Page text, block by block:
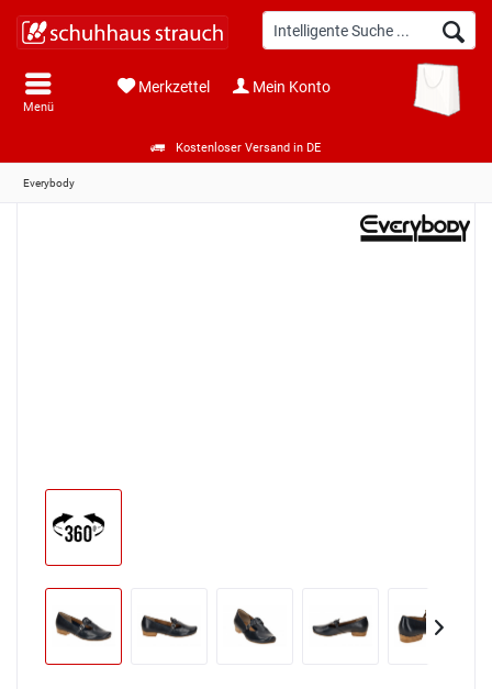
Kostenloser Versand in DE
Menü
Merkzettel Mein Konto
Everybody